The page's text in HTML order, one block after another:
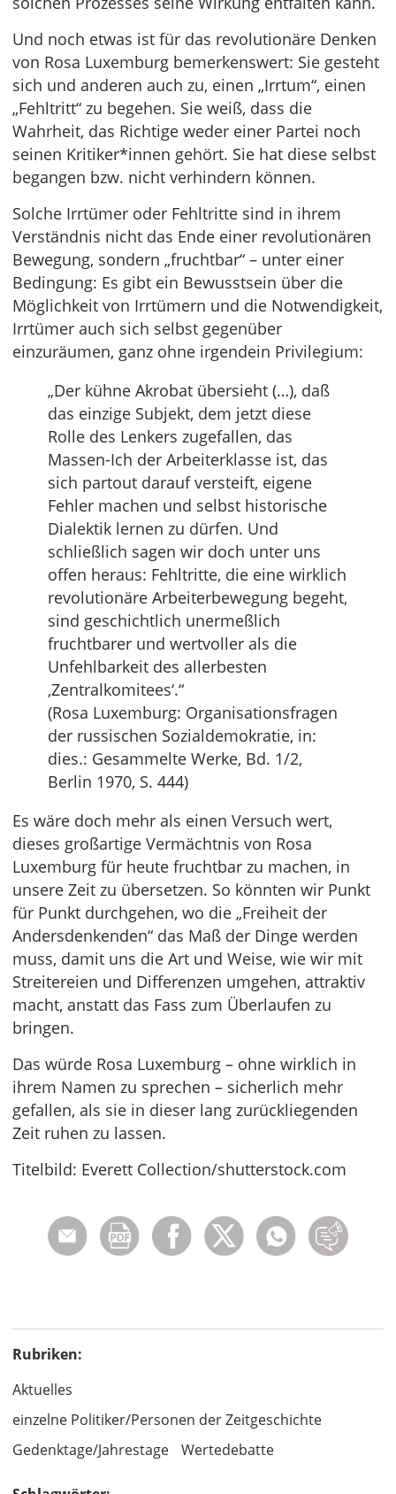
Und noch etwas ist für das revolutionäre Denken
von Rosa Luxemburg bemerkenswert: Sie gesteht
sich und anderen auch zu, einen „Irrtum“, einen
„Fehltritt“ zu begehen. Sie weiß, dass die
Wahrheit, das Richtige weder einer Partei noch
seinen Kritiker*innen gehört. Sie hat diese selbst
begangen bzw. nicht verhindern können.
Solche Irrtümer oder Fehltritte sind in ihrem
Verständnis nicht das Ende einer revolutionären
Bewegung, sondern „fruchtbar“ – unter einer
Bedingung: Es gibt ein Bewusstsein über die
Möglichkeit von Irrtümern und die Notwendigkeit,
Irrtümer auch sich selbst gegenüber
einzuräumen, ganz ohne irgendein Privilegium:
„Der kühne Akrobat übersieht (…), daß
das einzige Subjekt, dem jetzt diese
Rolle des Lenkers zugefallen, das
Massen-Ich der Arbeiterklasse ist, das
sich partout darauf versteift, eigene
Fehler machen und selbst historische
Dialektik lernen zu dürfen. Und
schließlich sagen wir doch unter uns
offen heraus: Fehltritte, die eine wirklich
revolutionäre Arbeiterbewegung begeht,
sind geschichtlich unermeßlich
fruchtbarer und wertvoller als die
Unfehlbarkeit des allerbesten
‚Zentralkomitees‘.“
(Rosa Luxemburg: Organisationsfragen
der russischen Sozialdemokratie, in:
dies.: Gesammelte Werke, Bd. 1/2,
Berlin 1970, S. 444)
Es wäre doch mehr als einen Versuch wert,
dieses großartige Vermächtnis von Rosa
Luxemburg für heute fruchtbar zu machen, in
unsere Zeit zu übersetzen. So könnten wir Punkt
für Punkt durchgehen, wo die „Freiheit der
Andersdenkenden“ das Maß der Dinge werden
muss, damit uns die Art und Weise, wie wir mit
Streitereien und Differenzen umgehen, attraktiv
macht, anstatt das Fass zum Überlaufen zu
bringen.
Das würde Rosa Luxemburg – ohne wirklich in
ihrem Namen zu sprechen – sicherlich mehr
gefallen, als sie in dieser lang zurückliegenden
Zeit ruhen zu lassen.
Titelbild: Everett Collection/shutterstock.com
Rubriken:
Aktuelles
einzelne Politiker/Personen der Zeitgeschichte
Gedenktage/Jahrestage
Wertedebatte